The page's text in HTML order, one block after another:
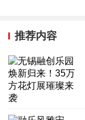
推荐内容